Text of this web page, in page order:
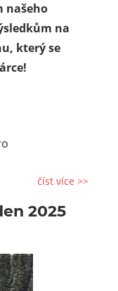
našeho
na
který se
číst více >>
2025